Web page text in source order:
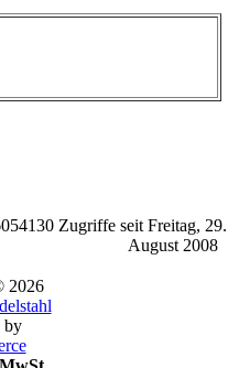
Zugriffe seit Freitag, 29.
August 2008
2026
by